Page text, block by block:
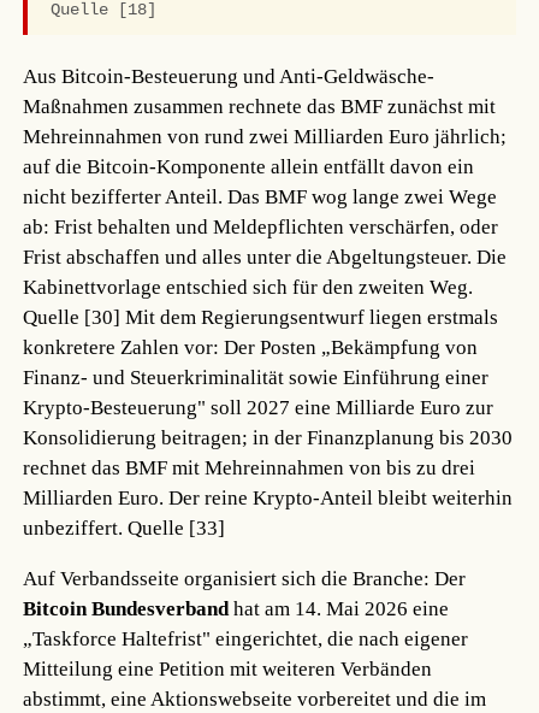
Quelle [18]
Aus Bitcoin-Besteuerung und Anti-Geldwäsche-
Maßnahmen zusammen rechnete das BMF zunächst mit
Mehreinnahmen von rund zwei Milliarden Euro jährlich;
auf die Bitcoin-Komponente allein entfällt davon ein
nicht bezifferter Anteil. Das BMF wog lange zwei Wege
ab: Frist behalten und Meldepflichten verschärfen, oder
Frist abschaffen und alles unter die Abgeltungsteuer. Die
Kabinettvorlage entschied sich für den zweiten Weg.
Quelle [30] Mit dem Regierungsentwurf liegen erstmals
konkretere Zahlen vor: Der Posten „Bekämpfung von
Finanz- und Steuerkriminalität sowie Einführung einer
Krypto-Besteuerung" soll 2027 eine Milliarde Euro zur
Konsolidierung beitragen; in der Finanzplanung bis 2030
rechnet das BMF mit Mehreinnahmen von bis zu drei
Milliarden Euro. Der reine Krypto-Anteil bleibt weiterhin
unbeziffert.Quelle [33]
Auf Verbandsseite organisiert sich die Branche: Der
Bitcoin Bundesverbandhat am 14. Mai 2026 eine
„Taskforce Haltefrist" eingerichtet, die nach eigener
Mitteilung eine Petition mit weiteren Verbänden
abstimmt, eine Aktionswebseite vorbereitet und die im